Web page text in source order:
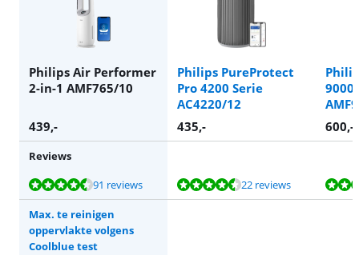
Philips Air Performer
2-in-1 AMF765/10
Philips PureProtect
Pro 4200 Serie
AC4220/12
9000
439,- 435,- 600,-
Reviews
Beoordeling is 8,6 van de 10, gebaseerd op 91 reviews.
91 reviews
Beoordeling is 9,1 van de 10, gebaseerd op 22 reviews.22 reviews
Beoordeling is 8,6 van de 10, gebaseerd op 91 reviews.
Max. te reinigen
oppervlakte volgens
Coolblue test